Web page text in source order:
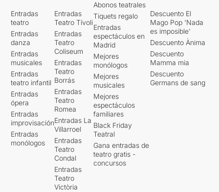
Entradas
teatro
Entradas
danza
Entradas
musicales
Entradas
teatro infantil
Entradas
ópera
Entradas
improvisación
Entradas
monólogos
Entradas
Teatro Tívoli
Entradas
Teatro
Coliseum
Entradas
Teatro
Borrás
Entradas
Teatro
Romea
Entradas La
Villarroel
Entradas
Teatro
Condal
Entradas
Teatro
Victòria
Abonos teatrales
Tiquets regalo
Entradas
espectáculos en
Madrid
Mejores
monólogos
Mejores
musicales
Mejores
espectáculos
familiares
Black Friday
Teatral
Gana entradas de
teatro gratis -
concursos
Descuento El
Mago Pop 'Nada
es imposible'
Descuento Ànima
Descuento
Mamma mia
Descuento
Germans de sang